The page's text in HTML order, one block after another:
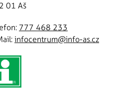
01 Aš
777 468 233
infocentrum@info-as.cz